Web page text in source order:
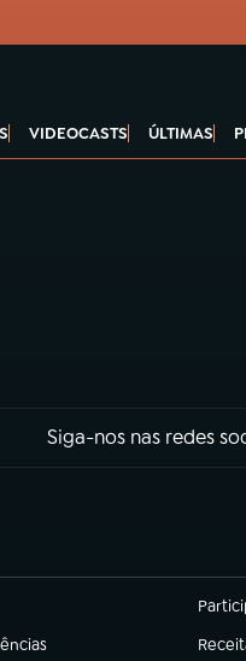
VIDEOCASTS ÚLTIMAS
Siga-nos nas redes
(abre
(abre